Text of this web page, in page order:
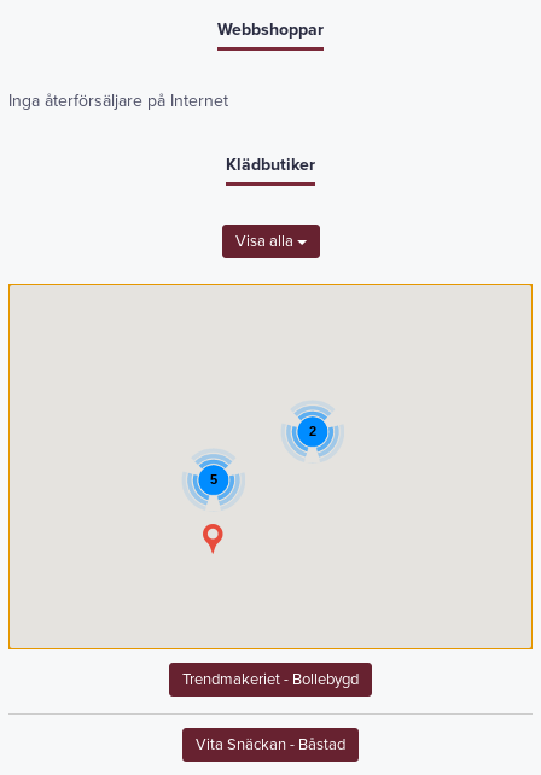
Webbshoppar
Inga återförsäljare på Internet
Klädbutiker
Visa alla
5
2
Trendmakeriet- Bollebygd
Vita Snäckan- Båstad